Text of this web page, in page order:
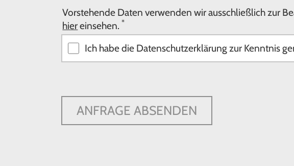
Vorstehende Daten verwenden wir ausschließlich zur
hiereinsehen.*
Ich habe die Datenschutzerklärung zur Kenntnis
ANFRAGE ABSENDEN